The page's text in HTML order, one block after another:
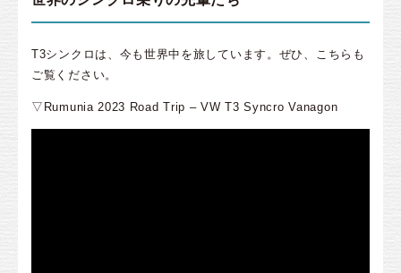
T3シンクロは、今も世界中を旅しています。ぜひ、こちらも
ご覧ください。
▽Rumunia 2023 Road Trip – VW T3 Syncro Vanagon